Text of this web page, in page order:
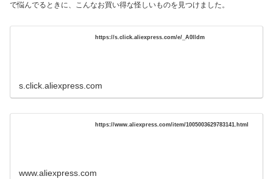
で悩んでるときに、こんなお買い得な怪しいものを見つけました。
https://s.click.aliexpress.com/e/_A0lldm
s.click.aliexpress.com
https://www.aliexpress.com/item/1005003629783141.html
www.aliexpress.com